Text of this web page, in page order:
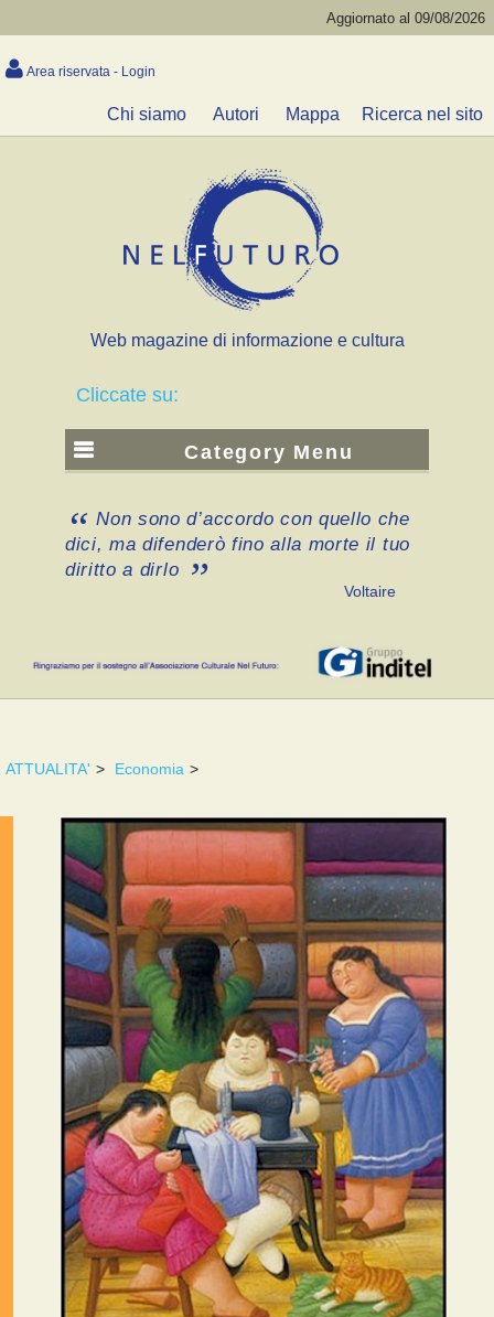
Aggiornato al 09/08/2026
Area riservata - Login
Chi siamo Autori Mappa Ricerca nel sito
Web magazine di informazione e cultura
Cliccate su:
Category Menu
Non sono d’accordo con quello che
dici, ma difenderò fino alla morte il tuo
diritto a dirlo
Voltaire
ATTUALITA' > Economia >